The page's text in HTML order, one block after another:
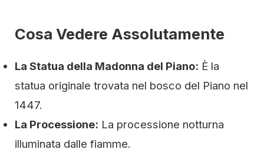
Cosa Vedere Assolutamente
La Statua della Madonna del Piano: È la
statua originale trovata nel bosco del Piano nel
1447.
La Processione: La processione notturna
illuminata dalle fiamme.